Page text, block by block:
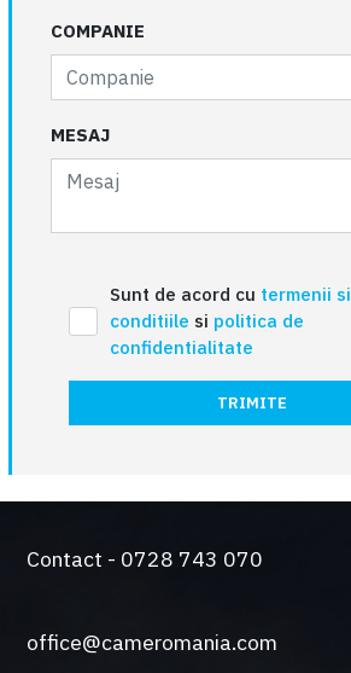
COMPANIE
MESAJ
Sunt de acord cu termenii si
conditiile si politica de
confidentialitate
TRIMITE
Contact - 0728 743 070
office@cameromania.com